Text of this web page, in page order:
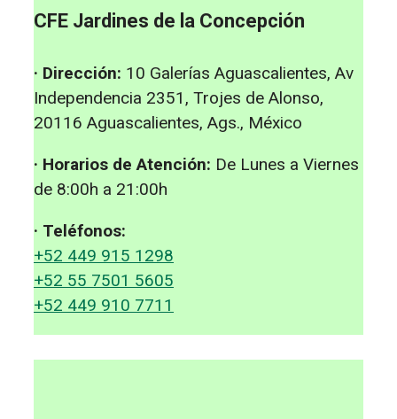
CFE Jardines de la Concepción
· Dirección: 10 Galerías Aguascalientes, Av
Independencia 2351, Trojes de Alonso,
20116 Aguascalientes, Ags., México
· Horarios de Atención: De Lunes a Viernes
de 8:00h a 21:00h
· Teléfonos:
+52 449 915 1298
+52 55 7501 5605
+52 449 910 7711